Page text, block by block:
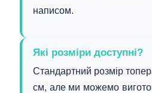
написом.
Які розміри доступні?
Стандартний розмір
см, але ми можемо